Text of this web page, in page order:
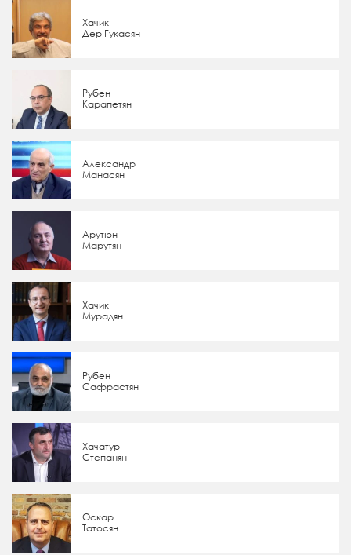
Хачик
Дер Гукасян
Рубен
Карапетян
Александр
Манасян
Арутюн
Марутян
Хачик
Мурадян
Рубен
Сафрастян
Хачатур
Степанян
Оскар
Татосян